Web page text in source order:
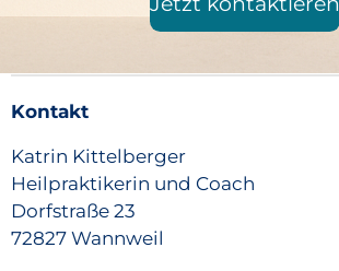
Kontakt
Katrin Kittelberger
Heilpraktikerin und Coach
Dorfstraße 23
72827 Wannweil